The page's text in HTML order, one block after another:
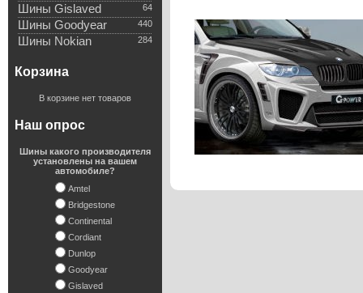
64
Шины Gislaved
440
Шины Goodyear
284
Шины Nokian
Корзина
В корзине нет товаров
Наш опрос
Шины какого производителя
установлены на вашем
автомобиле?
Amtel
Bridgestone
Continental
Cordiant
Dunlop
Goodyear
Gislaved